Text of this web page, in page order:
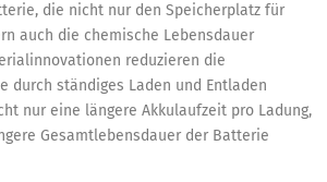
die nicht nur den Speicherplatz für
auch die chemische Lebensdauer
reduzieren die
durch ständiges Laden und Entladen
nur eine längere Akkulaufzeit pro Ladung,
Gesamtlebensdauer der Batterie